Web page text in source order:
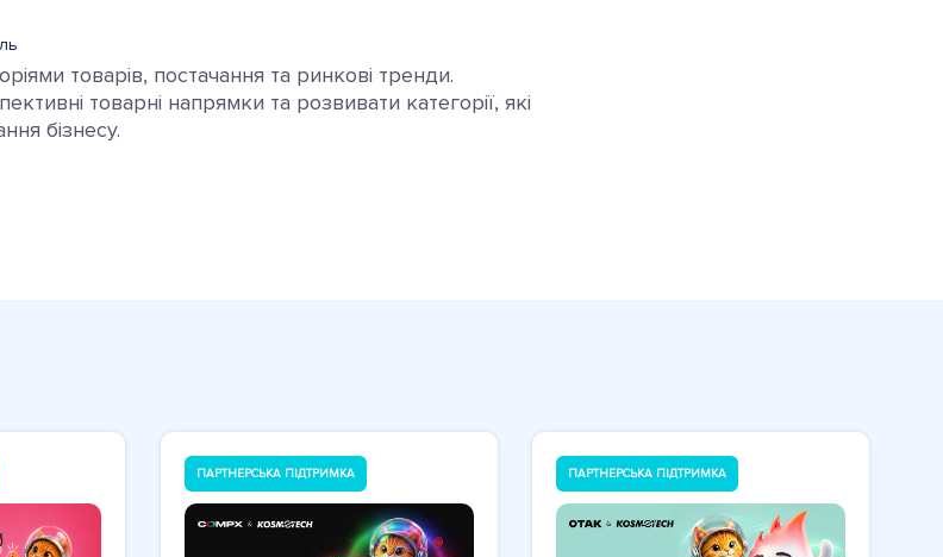
товарів, постачання та ринкові тренди.
товарні напрямки та розвивати категорії, які
бізнесу.
ПАРТНЕРСЬКА ПІДТРИМКА ПАРТНЕРСЬКА ПІДТРИМКА